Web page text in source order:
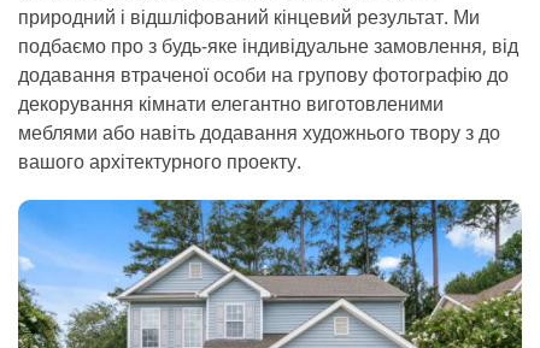
природний і відшліфований кінцевий результат. Ми
подбаємо про з будь-яке індивідуальне замовлення, від
додавання втраченої особи на групову фотографію до
декорування кімнати елегантно виготовленими
меблями або навіть додавання художнього твору з до
вашого архітектурного проекту.